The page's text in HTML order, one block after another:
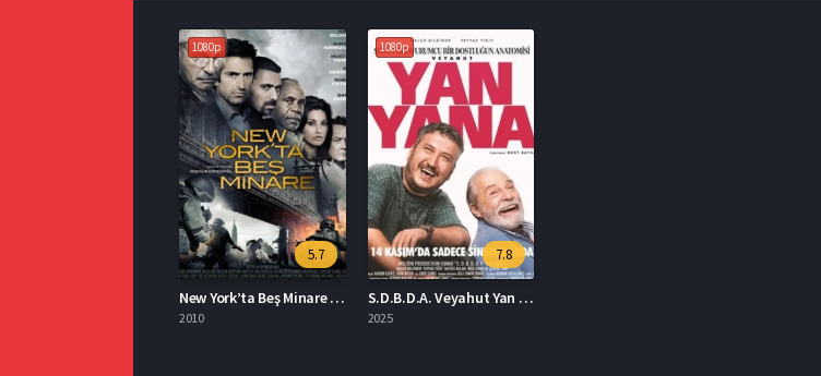
1080p
5.7
New York’ta Beş Minare Full İzle
2010
1080p
7.8
S.D.B.D.A. Veyahut Yan Yana İzle
2025